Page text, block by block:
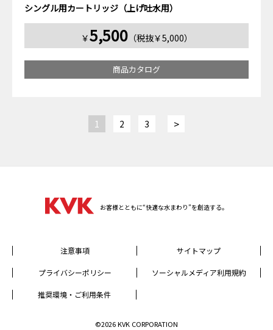
シングル用カートリッジ（上げ吐水用）
￥5,500（税抜￥5,000）
商品カタログ
1 2 3 >
お客様とともに“快適な水まわり”を創造する。
注意事項 サイトマップ
プライバシーポリシー ソーシャルメディア利用規約
推奨環境・ご利用条件
©2026 KVK CORPORATION